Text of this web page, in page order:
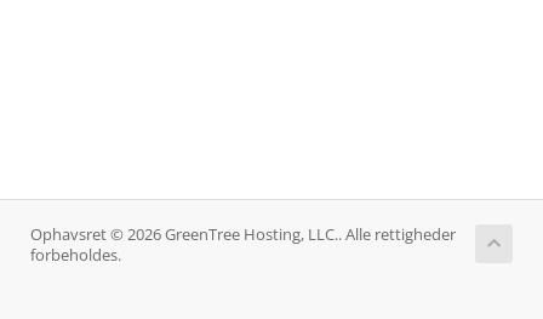
Ophavsret © 2026 GreenTree Hosting, LLC.. Alle rettigheder
forbeholdes.